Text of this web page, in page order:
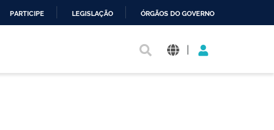
PARTICIPE LEGISLAÇÃO ÓRGÃOS DO GOVERNO
|